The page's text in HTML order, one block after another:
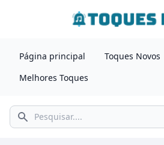
Página principal
Toques Novos
Melhores Toques
Pesquisar